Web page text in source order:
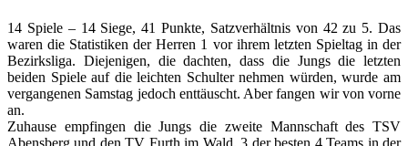
14 Spiele – 14 Siege, 41 Punkte, Satzverhältnis von 42 zu 5. Das
waren die Statistiken der Herren 1 vor ihrem letzten Spieltag in der
Bezirksliga. Diejenigen, die dachten, dass die Jungs die letzten
beiden Spiele auf die leichten Schulter nehmen würden, wurde am
vergangenen Samstag jedoch enttäuscht. Aber fangen wir von vorne
an.
Zuhause empfingen die Jungs die zweite Mannschaft des TSV
Abensberg und den TV Furth im Wald. 3 der besten 4 Teams in der